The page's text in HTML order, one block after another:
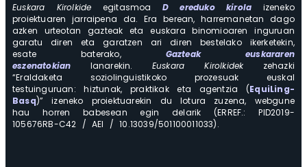
Euskara Kirolkide egitasmoa D ereduko kirola
izeneko
proiektuaren jarraipena da. Era berean, harremanetan dago
azken urteotan gazteak eta euskara binomioaren inguruan
garatu diren eta garatzen ari diren bestelako ikerketekin,
esate baterako, Gazteak euskararen
eszenatokian lanarekin. Euskara Kirolkidek zehazki
“Eraldaketa soziolinguistikoko prozesuak euskal
testuinguruan: hiztunak, praktikak eta agentzia (EquiLing-
Basq)” izeneko proiektuarekin du lotura zuzena, webgune
hau horren babesean egin delarik (ERREF.: PID2019-
105676RB-C42 / AEI / 10.13039/501100011033).